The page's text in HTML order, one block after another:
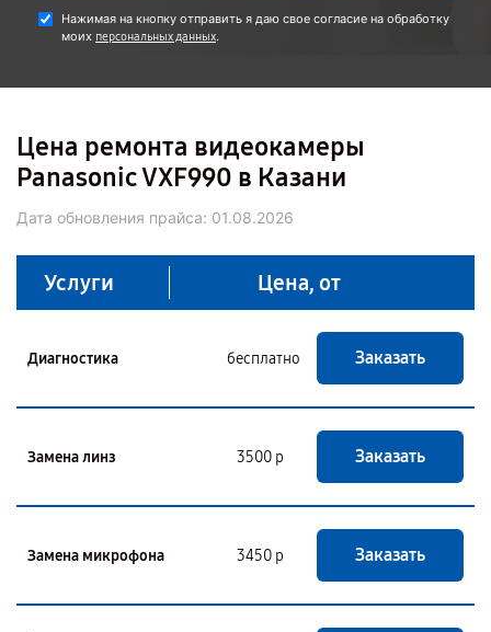
Нажимая на кнопку отправить я даю свое согласие на обработку
моих персональных данных.
Цена ремонта видеокамеры
Panasonic VXF990 в Казани
Дата обновления прайса: 01.08.2026
Услуги Цена, от
Диагностика бесплатно Заказать
Замена линз 3500 р Заказать
Замена микрофона 3450 р Заказать